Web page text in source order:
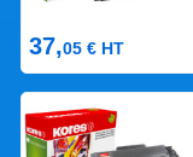
37,05 € HT